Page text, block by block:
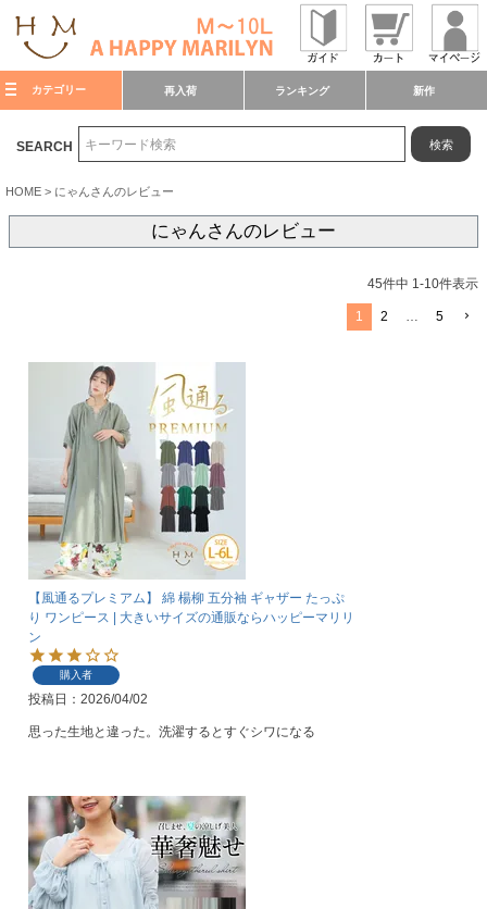
カテゴリー 再入荷 ランキング 新作
SEARCH 検索
HOME にゃんさんのレビュー
にゃんさんのレビュー
45件中 1-10件表示
1 2 … 5
【風通るプレミアム】 綿 楊柳 五分袖 ギャザー たっぷ
り ワンピース | 大きいサイズの通販ならハッピーマリリ
ン
購入者
投稿日 2026/04/02
思った生地と違った。洗濯するとすぐシワになる